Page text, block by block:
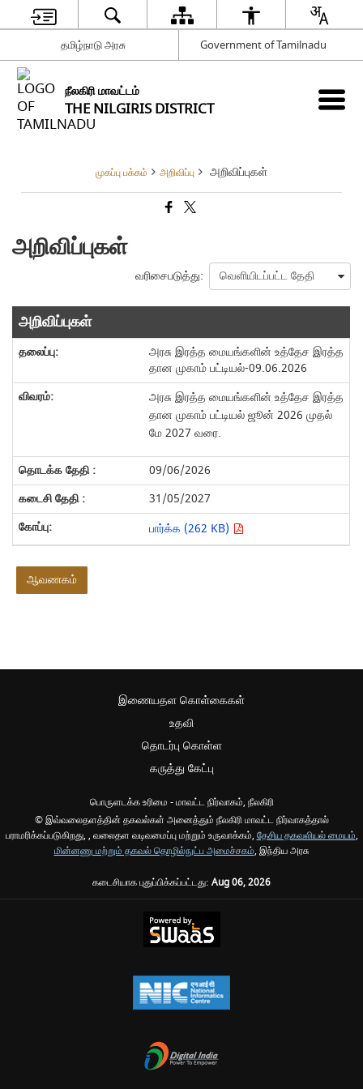
தமிழ்நாடு அரசு Government of Tamilnadu
நீலகிரி மாவட்டம்
THE NILGIRIS DISTRICT
முகப்பு பக்கம் அறிவிப்பு அறிவிப்புகள்
அறிவிப்புகள்
வரிசைபடுத்து:
அறிவிப்புகள்
அரசு இரத்த மையங்களின் உத்தேச இரத்த
தான முகாம் பட்டியல்-09.06.2026
அரசு இரத்த மையங்களின் உத்தேச இரத்த
தான முகாம் பட்டியல் ஜூன் 2026 முதல்
மே 2027 வரை.
09/06/2026
31/05/2027
பார்க்க (262 KB)
ஆவணகம்
இணையதள கொள்கைகள்
உதவி
தொடர்பு கொள்ள
கருத்து கேட்பு
பொருளடக்க உரிமை - மாவட்ட நிர்வாகம், நீலகிரி
© இவ்வலைதளத்தின் தகவல்கள் அனைத்தும் நீலகிரி மாவட்ட நிர்வாகத்தால்
பராமரிக்கப்படுகிறது, , வலைதள வடிவமைப்பு மற்றும் உருவாக்கம், தேசிய தகவலியல் மையம்,
மின்னணு மற்றும் தகவல் தொழில்நுட்ப அமைச்சகம், இந்திய அரசு
கடைசியாக புதுப்பிக்கப்பட்டது: Aug 06, 2026